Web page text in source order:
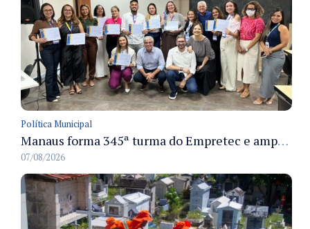
Política Municipal
Manaus forma 345ª turma do Empretec e amplia qualificação de empreendedores na cidade
07/08/2026